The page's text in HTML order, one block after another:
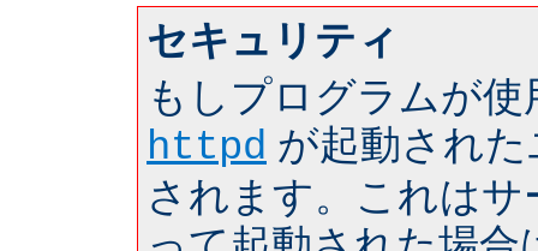
セキュリティ
もしプログラムが
httpd が起動され
されます。これは